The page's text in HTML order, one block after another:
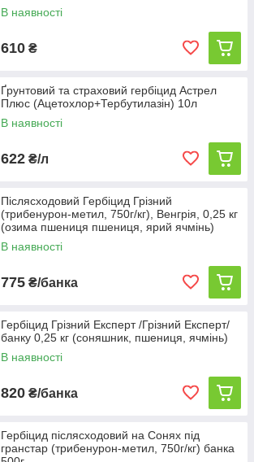
В наявності
610 ₴
Ґрунтовий та страховий гербіцид Астрел
Плюс (Ацетохлор+Тербутилазін) 10л
В наявності
622 ₴/л
Післясходовий Гербіцид Грізний
(трибенурон-метил, 750г/кг), Венгрія, 0,25 кг
(озима пшениця пшениця, ярий ячмінь)
В наявності
775 ₴/банка
Гербіцид Грізний Експерт /Грізний Експерт/
банку 0,25 кг (соняшник, пшениця, ячмінь)
В наявності
820 ₴/банка
Гербіцид післясходовий на Сонях під
гранстар (трибенурон-метил, 750г/кг) банка